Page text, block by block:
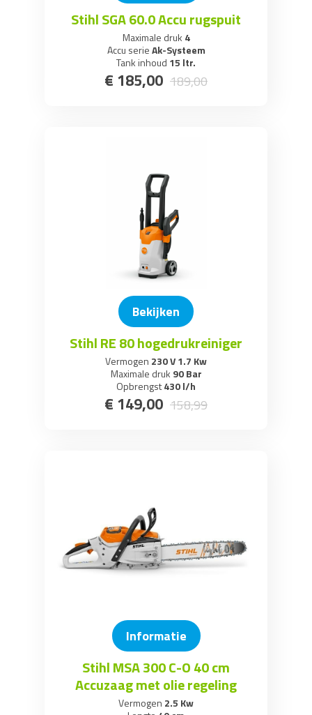
Stihl SGA 60.0 Accu rugspuit
Maximale druk 4
Accu serieAk-Systeem
Tank inhoud 15 ltr.
€ 185,00 189,00
Bekijken
Stihl RE 80 hogedrukreiniger
Vermogen 230 V 1.7 Kw
Maximale druk 90 Bar
Opbrengst430 l/h
€ 149,00 158,99
Informatie
Stihl MSA 300 C-O 40 cm
Accuzaag met olie regeling
Vermogen 2.5 Kw